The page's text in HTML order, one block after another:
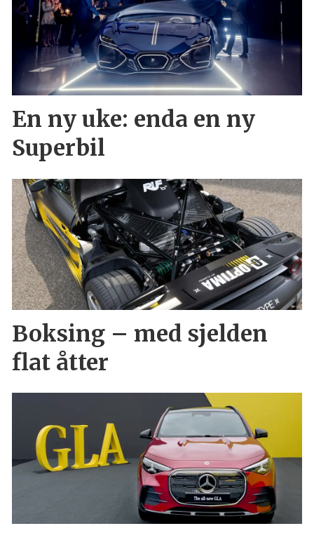
En ny uke: enda en ny
Superbil
Boksing – med sjelden
flat åtter